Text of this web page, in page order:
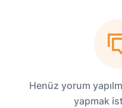
Henüz yorum
yapmak